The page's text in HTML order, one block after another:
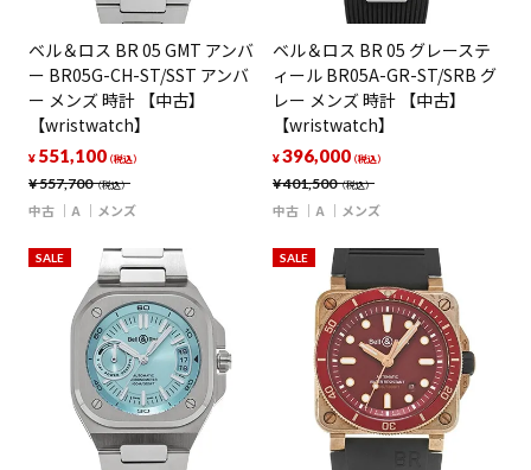
ベル＆ロス BR 05 GMT アンバ
ー BR05G-CH-ST/SST アンバ
ー メンズ 時計 【中古】
【wristwatch】
¥557,700（税込）
¥ 551,100（税込）
中古 A メンズ
ベル＆ロス BR 05 グレーステ
ィール BR05A-GR-ST/SRB グ
レー メンズ 時計 【中古】
【wristwatch】
¥401,500（税込）
¥396,000（税込）
中古 A メンズ
SALE SALE